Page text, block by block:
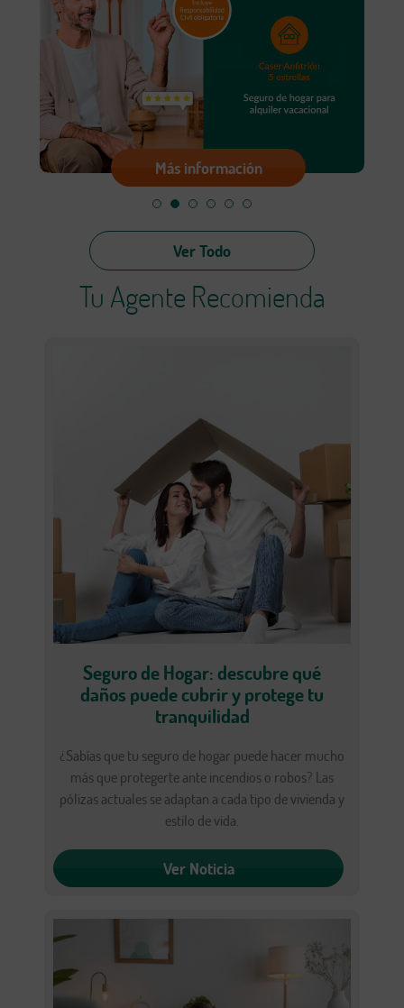
Más información
Ver Todo
Tu Agente Recomienda
Seguro de Hogar: descubre qué
daños puede cubrir y protege tu
tranquilidad
¿Sabías que tu seguro de hogar puede hacer mucho
más que protegerte ante incendios o robos? Las
pólizas actuales se adaptan a cada tipo de vivienda y
estilo de vida.
Ver Noticia